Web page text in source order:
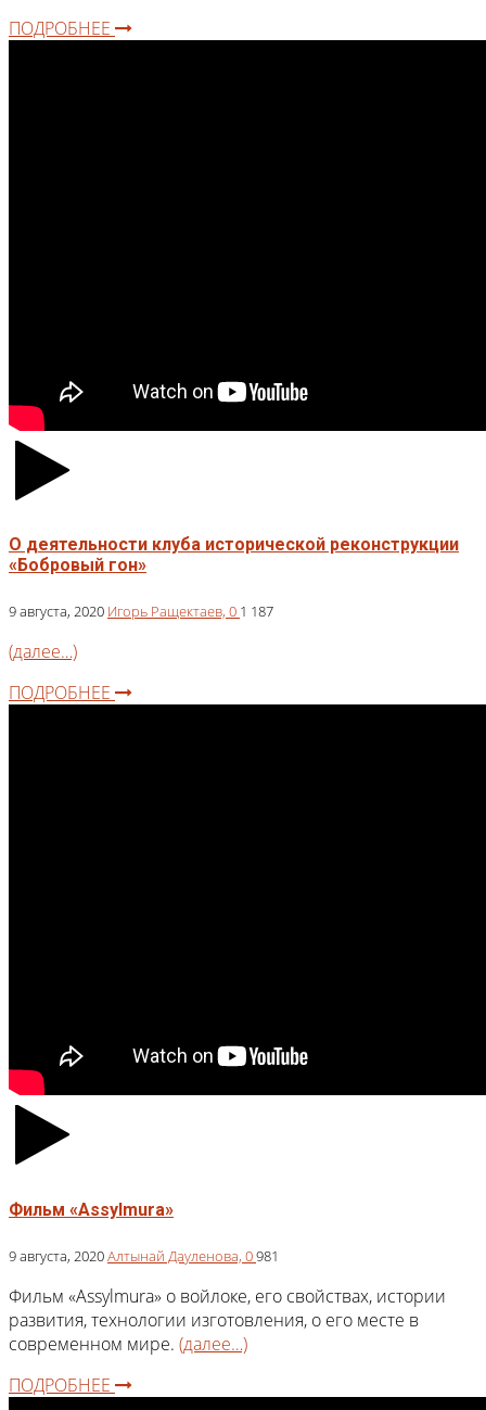
ПОДРОБНЕЕ
О деятельности клуба исторической реконструкции
«Бобровый гон»
9 августа, 2020 Игорь Ращектаев, 0 1 187
(далее…)
ПОДРОБНЕЕ
Фильм «Assylmura»
9 августа, 2020Алтынай Дауленова, 0981
Фильм «Assylmura» о войлоке, его свойствах, истории
развития, технологии изготовления, о его месте в
современном мире. (далее…)
ПОДРОБНЕЕ